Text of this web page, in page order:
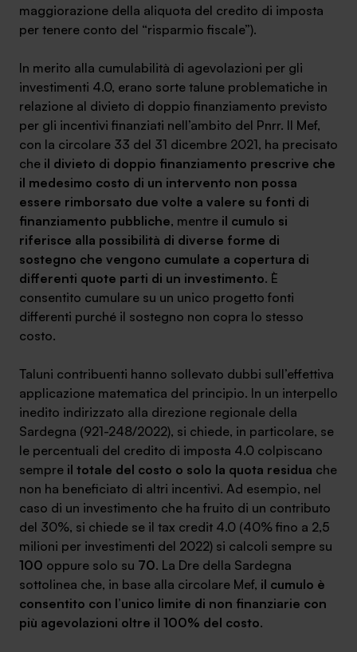
maggiorazione della aliquota del credito di imposta
per tenere conto del “risparmio fiscale”).
In merito alla cumulabilità di agevolazioni per gli
investimenti 4.0, erano sorte talune problematiche in
relazione al divieto di doppio finanziamento previsto
per gli incentivi finanziati nell’ambito del Pnrr. Il Mef,
con la circolare 33 del 31 dicembre 2021, ha precisato
che il divieto di doppio finanziamento prescrive che
il medesimo costo di un intervento non possa
essere rimborsato due volte a valere su fonti di
finanziamento pubbliche, mentre il cumulo si
riferisce alla possibilità di diverse forme di
sostegno che vengono cumulate a copertura di
differenti quote parti di un investimento. È
consentito cumulare su un unico progetto fonti
differenti purché il sostegno non copra lo stesso
costo.
Taluni contribuenti hanno sollevato dubbi sull’effettiva
applicazione matematica del principio. In un interpello
inedito indirizzato alla direzione regionale della
Sardegna (921-248/2022), si chiede, in particolare, se
le percentuali del credito di imposta 4.0 colpiscano
sempre il totale del costo o solo la quota residua che
non ha beneficiato di altri incentivi. Ad esempio, nel
caso di un investimento che ha fruito di un contributo
del 30%, si chiede se il tax credit 4.0 (40% fino a 2,5
milioni per investimenti del 2022) si calcoli sempre su
100 oppure solo su 70. La Dre della Sardegna
sottolinea che, in base alla circolare Mef, il cumulo è
consentito con l’unico limite di non finanziarie con
più agevolazioni oltre il 100% del costo.